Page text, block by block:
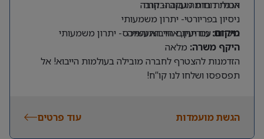
הכנת דוחות מעקב ובקרה
אנגלית ברמה גבוהה- חובה
ניסיון בפריורטי- יתרון משמעותי
היכרות עם תחום הייבוא והמכס- יתרון משמעותי
מיקום:מודיעין, אזור התעשייה
היקף משרה: מלאה
הזדמנות להצטרף לחברה מובילה בעולמות הייבוא! אל
תפספסו ושלחו לנו קו”ח!
הגשת מועמדות עוד פרטים